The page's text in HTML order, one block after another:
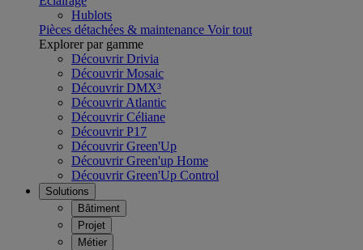
Hublots
Pièces détachées & maintenance Voir tout
Explorer par gamme
Découvrir Drivia
Découvrir Mosaic
Découvrir DMX³
Découvrir Atlantic
Découvrir Céliane
Découvrir P17
Découvrir Green'Up
Découvrir Green'up Home
Découvrir Green'Up Control
Solutions
Bâtiment
Projet
Métier